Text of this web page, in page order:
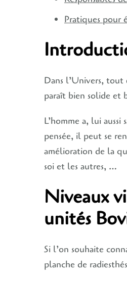
Pratiques pour
Dans l’Univers,
paraît bien solide et
L’homme a, lui
pensée, il peut se
amélioration de la
soi et les autres, …
Niveaux
unités
Si l’on souhaite
planche de